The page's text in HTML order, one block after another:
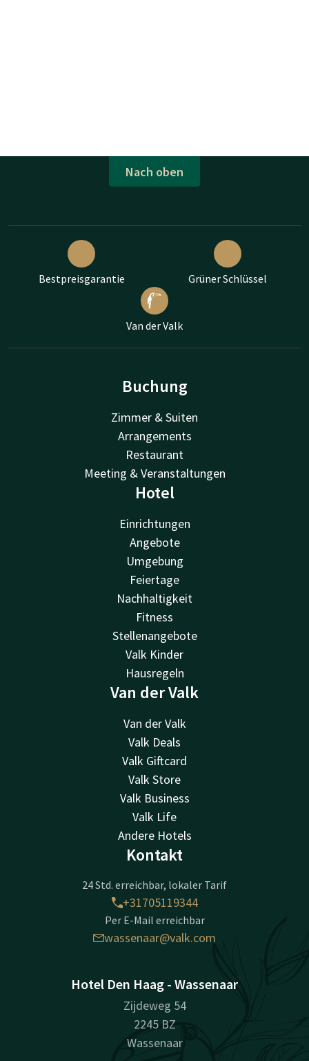
Nach oben
Bestpreisgarantie Grüner Schlüssel
Van der Valk
Buchung
Zimmer & Suiten
Arrangements
Restaurant
Meeting & Veranstaltungen
Hotel
Einrichtungen
Angebote
Umgebung
Feiertage
Nachhaltigkeit
Fitness
Stellenangebote
Valk Kinder
Hausregeln
Van der Valk
Van der Valk
Valk Deals
Valk Giftcard
Valk Store
Valk Business
Valk Life
Andere Hotels
Kontakt
24 Std. erreichbar, lokaler Tarif
+31705119344
Per E-Mail erreichbar
wassenaar@valk.com
Hotel Den Haag - Wassenaar
Zijdeweg 54
2245 BZ
Wassenaar